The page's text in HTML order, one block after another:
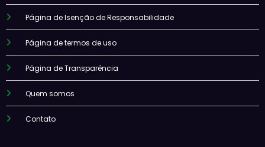
Página de Isenção de Responsabilidade
Página de termos de uso
Página de Transparência
Quem somos
Contato